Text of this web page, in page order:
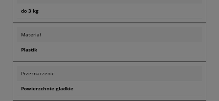
do 3 kg
Materiał
Plastik
Przeznaczenie
Powierzchnie gładkie